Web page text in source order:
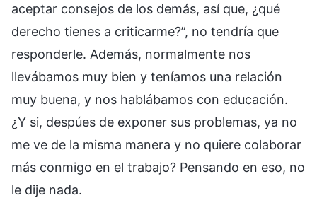
aceptar consejos de los demás, así que, ¿qué
derecho tienes a criticarme?”, no tendría que
responderle. Además, normalmente nos
llevábamos muy bien y teníamos una relación
muy buena, y nos hablábamos con educación.
¿Y si, despúes de exponer sus problemas, ya no
me ve de la misma manera y no quiere colaborar
más conmigo en el trabajo? Pensando en eso, no
le dije nada.